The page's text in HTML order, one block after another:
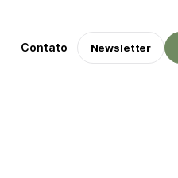
Contato Newsletter